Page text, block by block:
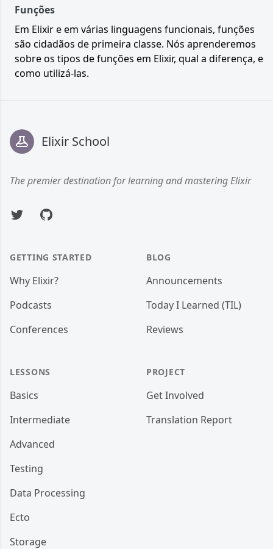
Funções
Em Elixir e em várias linguagens funcionais, funções
são cidadãos de primeira classe. Nós aprenderemos
sobre os tipos de funções em Elixir, qual a diferença, e
como utilizá-las.
Elixir School
The premier destination for learning and mastering Elixir
TwitterGitHub
GETTING STARTED
Why Elixir?
Podcasts
Conferences
LESSONS
Basics
Intermediate
Advanced
Testing
Data Processing
Ecto
Storage
BLOG
Announcements
Today I Learned (TIL)
Reviews
PROJECT
Get Involved
Translation Report